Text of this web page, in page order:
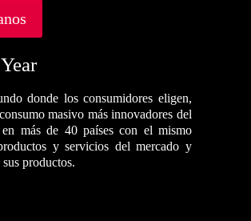
donde los consumidores eligen,
masivo más innovadores del
más de 40 países con el mismo
y servicios del mercado y
productos.